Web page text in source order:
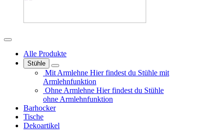
Alle Produkte
Stühle
Mit Armlehne Hier findest du Stühle mit
Armlehnfunktion
Ohne Armlehne Hier findest du Stühle
ohne Armlehnfunktion
Barhocker
Tische
Dekoartikel